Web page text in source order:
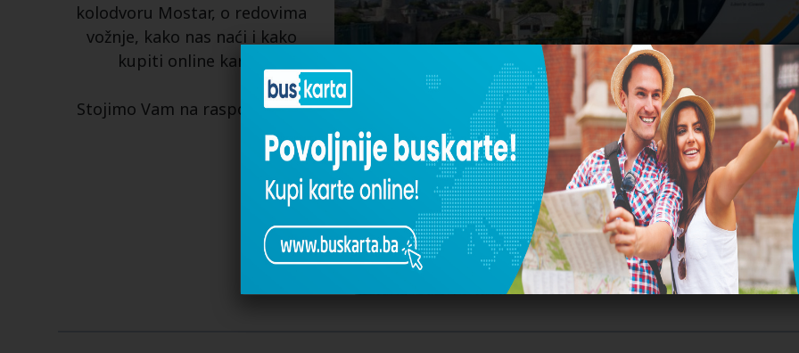
kolodvoru Mostar, o redovima
vožnje, kako nas naći i kako
kupiti online kartu.
Stojimo Vam na raspolaganju!